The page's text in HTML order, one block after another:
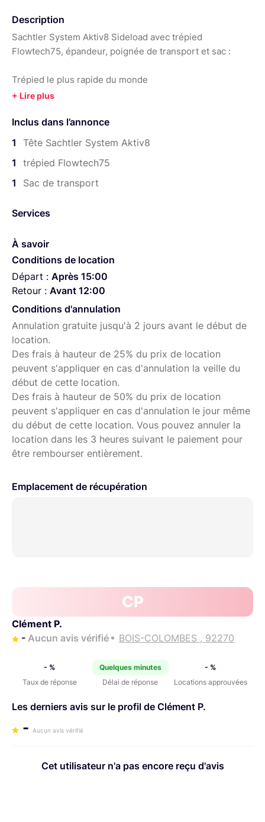
Description
Sachtler System Aktiv8 Sideload avec trépied
Flowtech75, épandeur, poignée de transport et sac :
Trépied le plus rapide du monde
Jambes de type standard avec deux phases et trois
Charge admissible allant jusqu’à 20 kg
Possible de s’étendre en hauteur, d’environ 61 à 153 cm
Construction en fibre de carbone
Pieds en caoutchouc amovibles
Ecarteur intermédiaire amovible
Verrou de transport magnétique
Inclus dans l’annonce
1
Tête Sachtler System Aktiv8
1
trépied Flowtech75
1
Sac de transport
Services
À savoir
Conditions de location
Départ : Après 15:00
Retour : Avant 12:00
Conditions d'annulation
Annulation gratuite jusqu'à 2 jours avant le début de
location.
Des frais à hauteur de 25% du prix de location
peuvent s'appliquer en cas d'annulation la veille du
début de cette location.
Des frais à hauteur de 50% du prix de location
peuvent s'appliquer en cas d'annulation le jour même
du début de cette location. Vous pouvez annuler la
location dans les 3 heures suivant le paiement pour
être rembourser entièrement.
Emplacement de récupération
CP
Clément P.
- Aucun avis vérifié BOIS-COLOMBES , 92270
- %
Taux de réponse
Quelques minutes
Délai de réponse
- %
Locations approuvées
Les derniers avis sur le profil de Clément P.
- Aucun avis vérifié
Cet utilisateur n'a pas encore reçu d'avis